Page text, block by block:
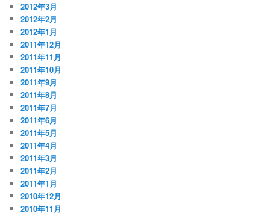
2012年3月
2012年2月
2012年1月
2011年12月
2011年11月
2011年10月
2011年9月
2011年8月
2011年7月
2011年6月
2011年5月
2011年4月
2011年3月
2011年2月
2011年1月
2010年12月
2010年11月